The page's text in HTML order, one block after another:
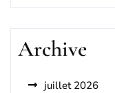
Archive
juillet 2026